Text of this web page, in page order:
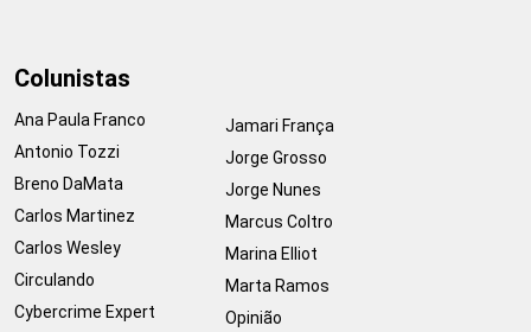
Colunistas
Ana Paula Franco
Antonio Tozzi
Breno DaMata
Carlos Martinez
Carlos Wesley
Circulando
Cybercrime Expert
Jamari França
Jorge Grosso
Jorge Nunes
Marcus Coltro
Marina Elliot
Marta Ramos
Opinião